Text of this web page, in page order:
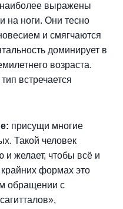
наиболее выражены
на ноги. Они тесно
и смягчаются
доминирует в
возраста.
встречается
присущи многие
Такой человек
и желает, чтобы всё и
формах это
обращении с